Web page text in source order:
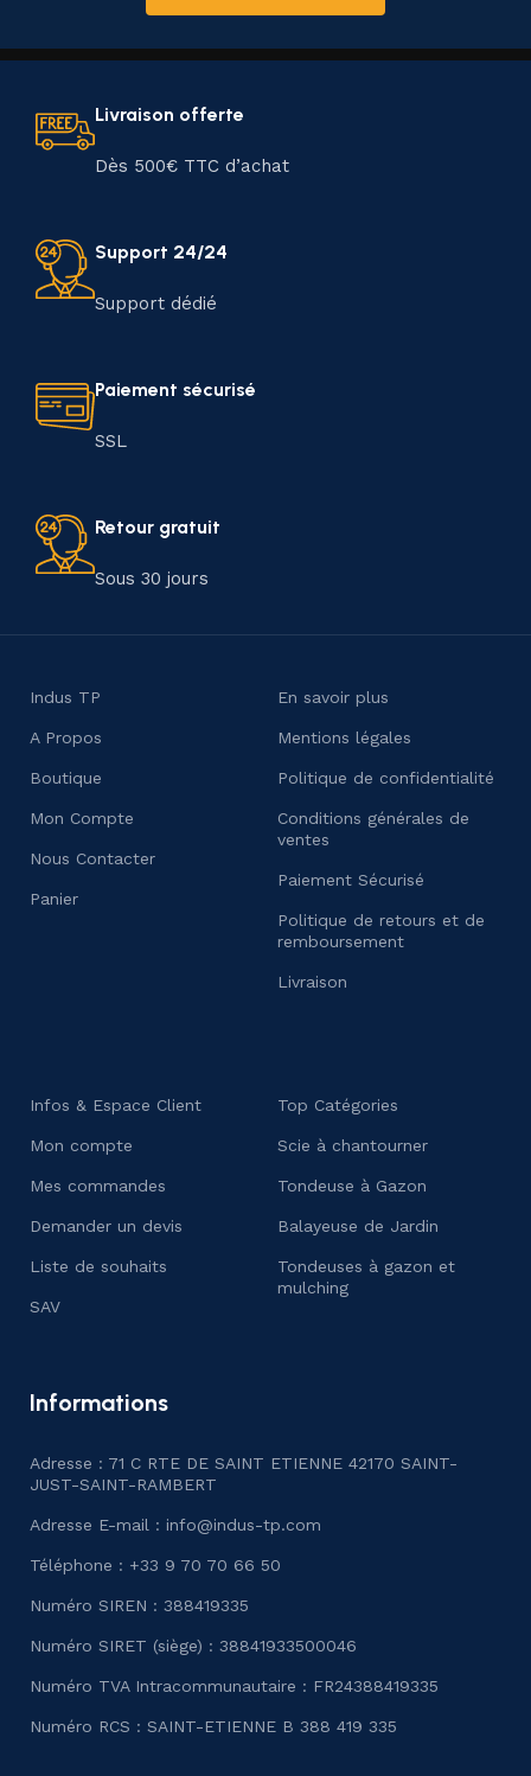
Livraison offerte
Dès 500€ TTC d’achat
Support 24/24
Support dédié
Paiement sécurisé
SSL
Retour gratuit
Sous 30 jours
Indus TP
A Propos
Boutique
Mon Compte
Nous Contacter
Panier
En savoir plus
Mentions légales
Politique de confidentialité
Conditions générales de
ventes
Paiement Sécurisé
Politique de retours et de
remboursement
Livraison
Infos & Espace Client
Mon compte
Mes commandes
Demander un devis
Liste de souhaits
SAV
Top Catégories
Scie à chantourner
Tondeuse à Gazon
Balayeuse de Jardin
Tondeuses à gazon et
mulching
Informations
Adresse : 71 C RTE DE SAINT ETIENNE 42170 SAINT-
JUST-SAINT-RAMBERT
Adresse E-mail : info@indus-tp.com
Téléphone : +33 9 70 70 66 50
Numéro SIREN : 388419335
Numéro SIRET (siège) : 38841933500046
Numéro TVA Intracommunautaire : FR24388419335
Numéro RCS : SAINT-ETIENNE B 388 419 335